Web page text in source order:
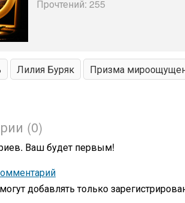
Прочтений: 255
Лилия Буряк Призма
(0)
Ваш будет первым!
добавлять только